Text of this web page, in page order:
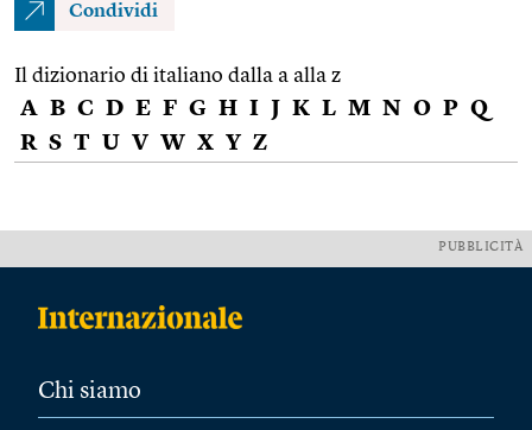
Condividi
Il dizionario di italiano dalla a alla z
A B C D E F G H I J K L M N O P Q
R S T U V W X Y Z
PUBBLICITÀ
Chi siamo